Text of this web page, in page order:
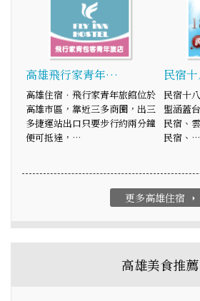
高雄飛行家青年…
高雄住宿．飛行家青年旅館位於
高雄市區，靠近三多商圈，出三
多捷運站出口只要步行約兩分鐘
便可抵達，…
民宿
民宿十
盟涵蓋
民宿、
民宿、…
更多高雄住宿 arrow_right
高雄美食推薦